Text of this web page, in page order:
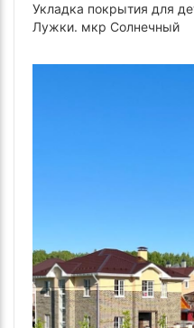
Укладка покрытия для
Лужки. мкр Солнечный